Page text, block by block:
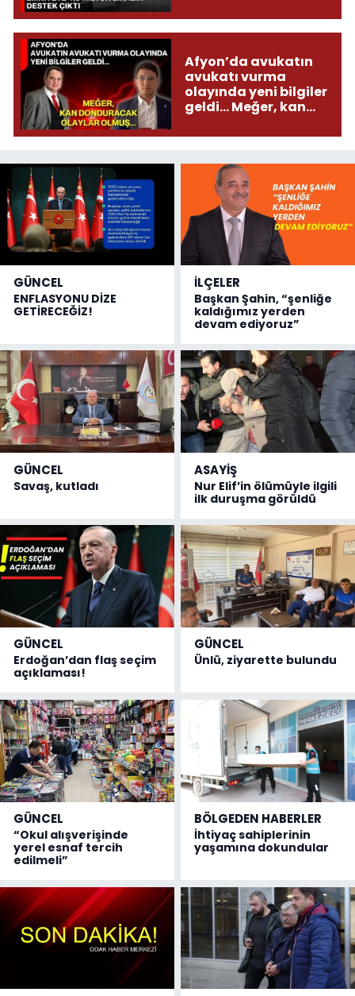
Afyon’da avukatın
avukatı vurma
olayında yeni bilgiler
geldi... Meğer, kan
olmuş...
GÜNCEL
ENFLASYONU DİZE
GETİRECEĞİZ!
İLÇELER
Başkan Şahin, “şenliğe
kaldığımız yerden
devam ediyoruz”
GÜNCEL
Savaş, kutladı
ASAYİŞ
Nur Elif’in ölümüyle ilgili
ilk duruşma görüldü
GÜNCEL
Erdoğan’dan flaş seçim
açıklaması!
GÜNCEL
Ünlü, ziyarette bulundu
GÜNCEL
“Okul alışverişinde
yerel esnaf tercih
edilmeli”
BÖLGEDEN HABERLER
İhtiyaç sahiplerinin
yaşamına dokundular